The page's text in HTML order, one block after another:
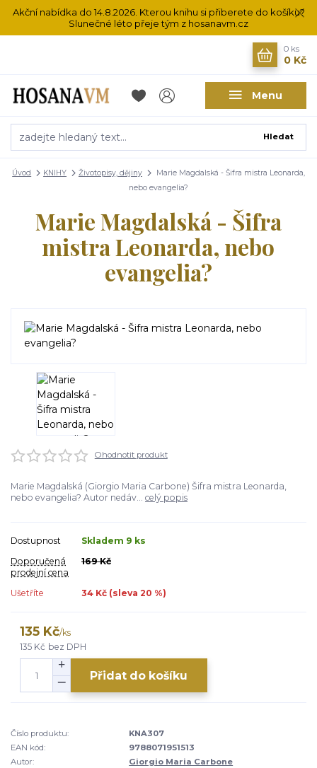
Akční nabídka do 14.8.2026. Kterou knihu si přiberete do košíku?
Slunečné léto přeje tým z hosanavm.cz
Menu
Hledat
0 ks
0 Kč
Úvod KNIHY Životopisy, dějiny
Marie Magdalská - Šifra mistra Leonarda,
nebo evangelia?
Marie Magdalská - Šifra
mistra Leonarda, nebo
evangelia?
Ohodnotit produkt
Marie Magdalská (Giorgio Maria Carbone) Šifra mistra Leonarda,
nebo evangelia? Autor nedáv... celý popis
Dostupnost
Skladem 9 ks
Doporučená
prodejní cena
169 Kč
Ušetříte 34 Kč (sleva 20 %)
135 Kč/ks
135 Kč bez DPH
Přidat do košíku
Číslo produktu:
KNA307
EAN kód:
9788071951513
Autor:
Giorgio Maria Carbone